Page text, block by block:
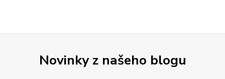
Novinky z našeho blogu